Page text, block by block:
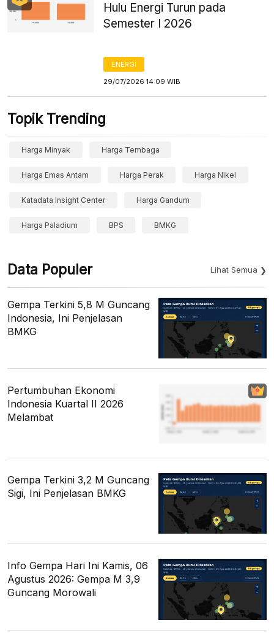
Hulu Energi Turun pada
Semester I 2026
ENERGI
29/07/2026 14:09 WIB
Topik Trending
Harga Minyak Harga Tembaga
Harga Emas Antam Harga Perak Harga Nikel
Katadata Insight Center Harga Gandum
Harga Paladium BPS BMKG
Data Populer Lihat Semua
Gempa Terkini 5,8 M Guncang
Indonesia, Ini Penjelasan
BMKG
Pertumbuhan Ekonomi
Indonesia Kuartal II 2026
Melambat
Gempa Terkini 3,2 M Guncang
Sigi, Ini Penjelasan BMKG
Info Gempa Hari Ini Kamis, 06
Agustus 2026: Gempa M 3,9
Guncang Morowali